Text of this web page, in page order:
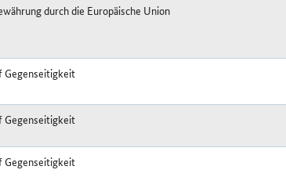
durch die Europäische Union
Gegenseitigkeit
Gegenseitigkeit
Gegenseitigkeit